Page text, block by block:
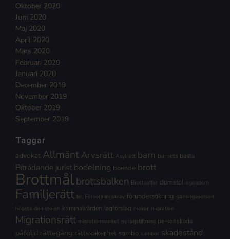
Oktober 2020
Juni 2020
Maj 2020
April 2020
Mars 2020
Februari 2020
Januari 2020
December 2019
November 2019
Oktober 2019
September 2019
Taggar
advokat Allmänt Arvsrätt Asylrätt barn barnets bästa
Biträdande jurist bodelning boende brott
Brottmålbrottsbalken Brottsoffer domstol egendom
Familjerätt fel Försörjningskrav förundersökning gärningsperson
högsta domstolen kriminalvården lagförslag makar migration
Migrationsrätt migrationsverket ny lagstiftning personskada
påföljd rättegång rättssäkerhet sambo sambor skadestånd